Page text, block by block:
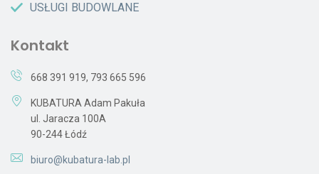
USŁUGI BUDOWLANE
Kontakt
668 391 919, 793 665 596
KUBATURA Adam Pakuła
ul. Jaracza 100A
90-244 Łódź
biuro@kubatura-lab.pl